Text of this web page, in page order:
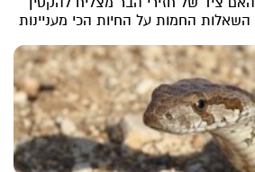
החמות על החיות הכי מעניינות